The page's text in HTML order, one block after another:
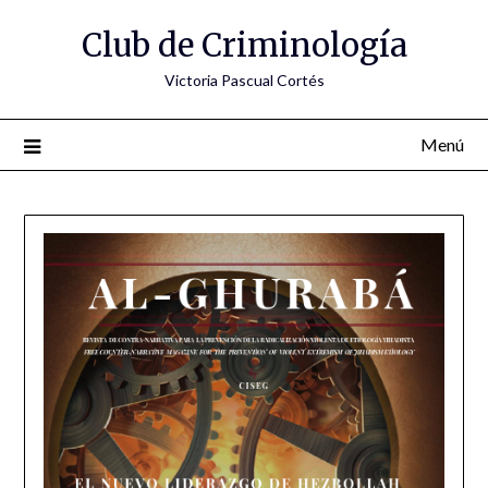
Club de Criminología
Victoria Pascual Cortés
Menú